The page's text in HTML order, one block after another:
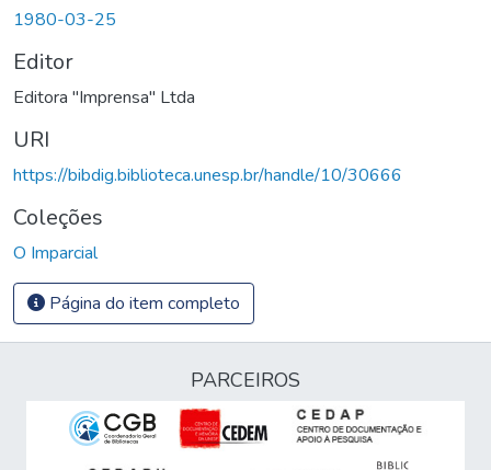
1980-03-25
Editor
Editora "Imprensa" Ltda
URI
https://bibdig.biblioteca.unesp.br/handle/10/30666
Coleções
O Imparcial
Página do item completo
PARCEIROS